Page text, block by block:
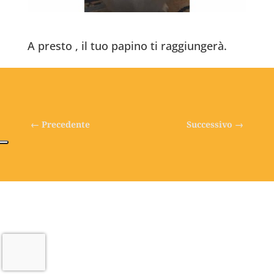
A presto , il tuo papino ti raggiungerà.
← Precedente Successivo →